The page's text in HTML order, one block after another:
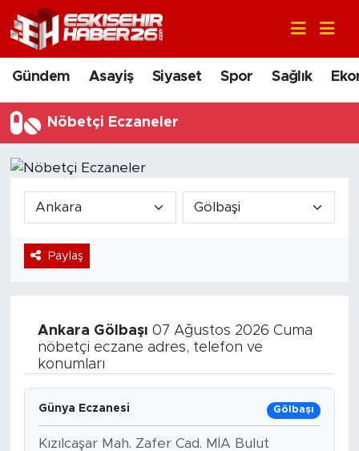
Gündem Asayiş Siyaset Spor Sağlık
Nöbetçi Eczaneler
Paylaş
Ankara Gölbaşı 07 Ağustos 2026 Cuma
nöbetçi eczane adres, telefon ve
konumları
Günya Eczanesi Gölbaşı
Kızılcaşar Mah. Zafer Cad. MİA Bulut
Gündem
Asayiş
Siyaset
Sağlık
Ekonomi
Sanat
Bölge
Teknoloji
Nöbetçi Eczaneler
Hava Durumu
Trafik Durumu
Tüm Manşetler
Son Dakika Haberleri